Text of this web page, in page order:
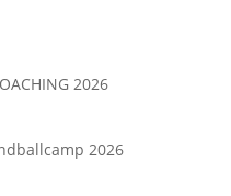
2026
2026